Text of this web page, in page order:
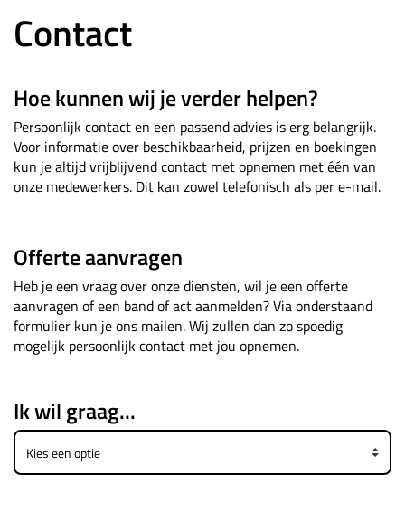
Contact
Hoe kunnen wij je verder helpen?
Persoonlijk contact en een passend advies is erg belangrijk.
Voor informatie over beschikbaarheid, prijzen en boekingen
kun je altijd vrijblijvend contact met opnemen met één van
onze medewerkers. Dit kan zowel telefonisch als per e-mail.
Offerte aanvragen
Heb je een vraag over onze diensten, wil je een offerte
aanvragen of een band of act aanmelden? Via onderstaand
formulier kun je ons mailen. Wij zullen dan zo spoedig
mogelijk persoonlijk contact met jou opnemen.
Ik wil graag...